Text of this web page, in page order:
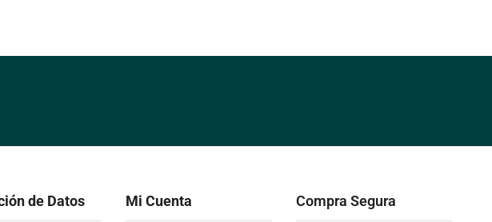
de Datos Mi Cuenta Compra Segura